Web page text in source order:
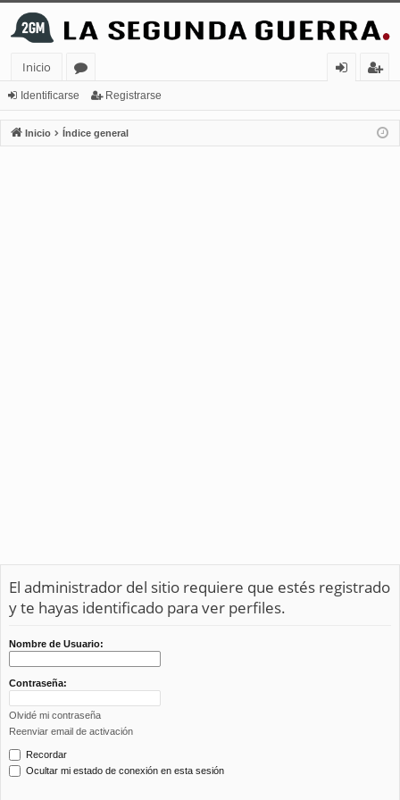
Inicio
or
os
nt
ifi
ist
ra
Identificarse Registrarse
Inicio Índice general
El administrador del sitio requiere que estés registrado
y te hayas identificado para ver perfiles.
Nombre de Usuario:
Contraseña:
Olvidé mi contraseña
Reenviar email de activación
Recordar
Ocultar mi estado de conexión en esta sesión